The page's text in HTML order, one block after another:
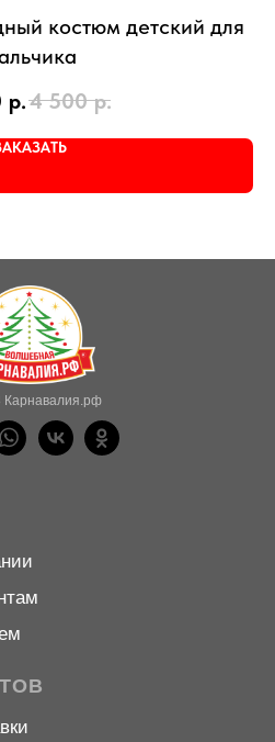
костюм детский для
р.4 500 р.
Карнавалия.рф
и